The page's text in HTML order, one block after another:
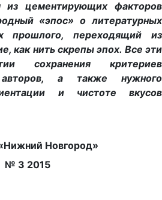
из цементирующих факторов
«эпос» о литературных
прошлого, переходящий из
как нить скрепы эпох. Все эти
сохранения критериев
авторов, а также нужного
и чистоте вкусов
Новгород»
№ 3 2015